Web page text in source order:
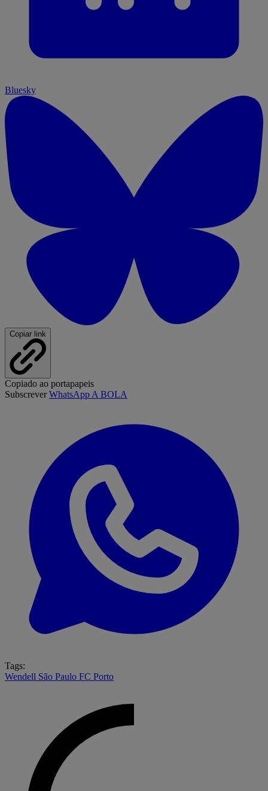
Bluesky
Copiar link
Copiado ao portapapeis
SubscreverWhatsApp A BOLA
Tags:
Wendell São Paulo FC Porto